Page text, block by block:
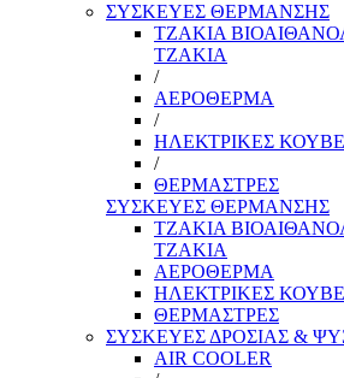
ΣΥΣΚΕΥΕΣ ΘΕΡΜΑΝΣΗΣ
ΤΖΑΚΙΑ
ΤΖΑΚΙΑ
/
ΑΕΡΟΘΕΡΜΑ
/
ΗΛΕΚΤΡΙΚΕΣ
/
ΘΕΡΜΑΣΤΡΕΣ
ΣΥΣΚΕΥΕΣ ΘΕΡΜΑΝΣΗΣ
ΤΖΑΚΙΑ
ΤΖΑΚΙΑ
ΑΕΡΟΘΕΡΜΑ
ΗΛΕΚΤΡΙΚΕΣ
ΘΕΡΜΑΣΤΡΕΣ
ΣΥΣΚΕΥΕΣ ΔΡΟΣΙΑΣ &
AIR COOLER